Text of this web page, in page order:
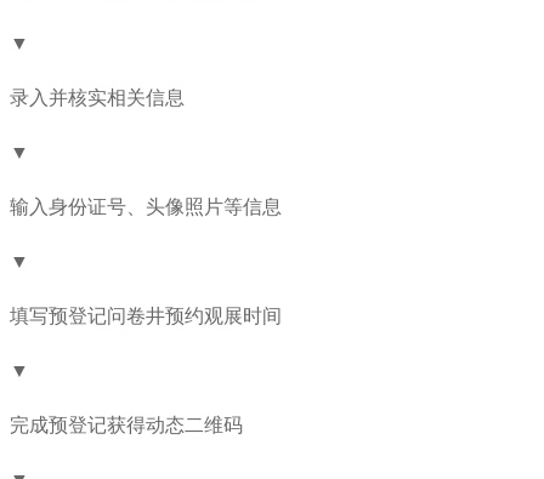
▼
录入并核实相关信息
▼
输入身份证号、头像照片等信息
▼
填写预登记问卷井预约观展时间
▼
完成预登记获得动态二维码